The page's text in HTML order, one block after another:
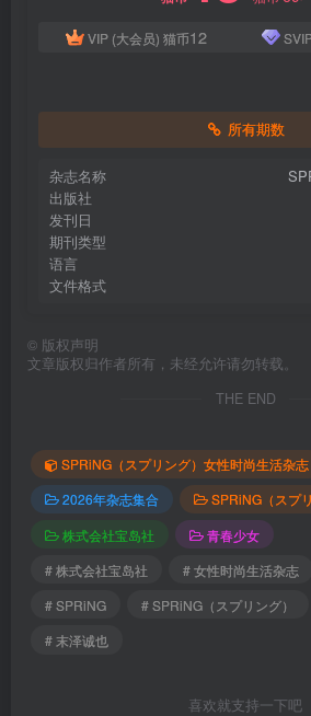
VIP (大会员) 猫币12
所有期数
杂志名称
出版社
发刊日
期刊类型
语言
文件格式
© 版权声明
文章版权归作者所有，未经允许请勿转载。
THE END
SPRiNG（スプリング）女性时尚生活杂志
2026年杂志集合
SPRiNG（スプ
株式会社宝岛社
青春少女
# 株式会社宝岛社
# 女性时尚生活杂志
# SPRiNG
# SPRiNG（スプリング）
# 末泽诚也
喜欢就支持一下吧